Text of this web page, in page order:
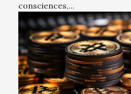
consciences,...